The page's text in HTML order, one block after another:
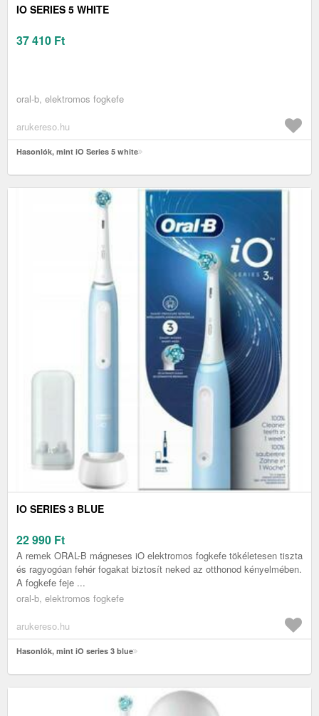
IO SERIES 5 WHITE
37 410 Ft
oral-b, elektromos fogkefe
arukereso.hu
Hasonlók, mint iO Series 5 white
IO SERIES 3 BLUE
22 990 Ft
A remek ORAL-B mágneses iO elektromos fogkefe tökéletesen tiszta
és ragyogóan fehér fogakat biztosít neked az otthonod kényelmében.
A fogkefe feje ...
oral-b, elektromos fogkefe
arukereso.hu
Hasonlók, mint iO series 3 blue